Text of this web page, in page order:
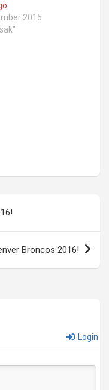
2015
Broncos 2016!
Login